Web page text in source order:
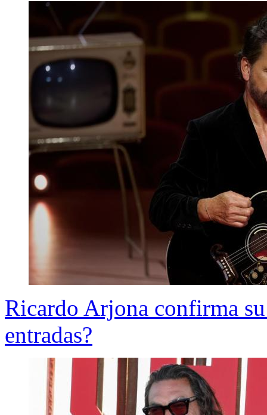
Ricardo Arjona confirma
entradas?